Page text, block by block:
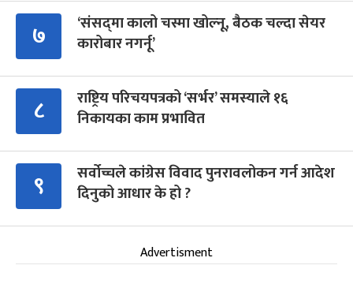
७
‘संसद्‍मा कालो चस्मा खोल्नू, बैठक चल्दा सेयर
कारोबार नगर्नू’
८
राष्ट्रिय परिचयपत्रको ‘सर्भर’ समस्याले १६
निकायका काम प्रभावित
९
सर्वोच्चले कांग्रेस विवाद पुनरावलोकन गर्न आदेश
दिनुको आधार के हो ?
Advertisment